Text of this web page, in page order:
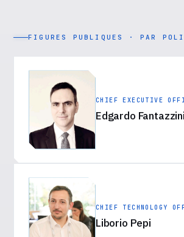
FIGURES PUBLIQUES · PAR
CHIEF EXECUTIVE
Edgardo Fantazzini
CHIEF TECHNOLOGY
Liborio Pepi